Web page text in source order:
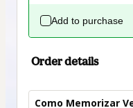
Add to purchase
Order details
Como Memorizar